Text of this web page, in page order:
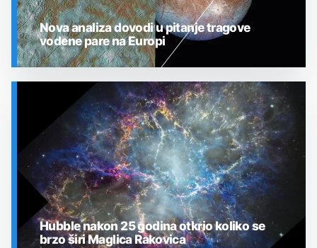
SVEMIR
Nova analiza dovodi u pitanje tragove
vodene pare na Europi
Hubble nakon 25 godina otkrio koliko se
brzo širi Maglica Rakovica